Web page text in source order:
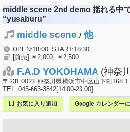
middle scene 2nd demo 揺れる中
“yusaburu”
middle scene /他
OPEN:18:00, START:18:30
[前売] ￥2,000, ￥2,500
F.A.D YOKOHAMA (神奈
〒231-0023 神奈川県横浜市中区山下町168-
TEL :045-663-3842[14:00-23:00]
お気に入り追加 Google カレンダー